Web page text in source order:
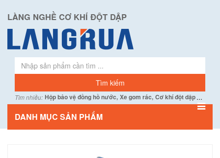
LÀNG NGHỀ CƠ KHÍ ĐỘT DẬP
Tìm nhiều: Hộp bảo vệ đồng hồ nước, Xe gom rác, Cơ khí đột dập...
DANH MỤC SẢN PHẨM